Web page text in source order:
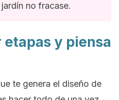
no fracase.
etapas y piensa
te genera el diseño de